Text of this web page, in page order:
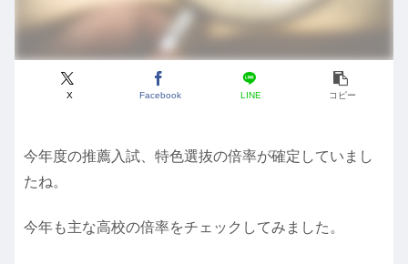
X Facebook LINE コピー
今年度の推薦入試、特色選抜の倍率が確定していまし
たね。
今年も主な高校の倍率をチェックしてみました。